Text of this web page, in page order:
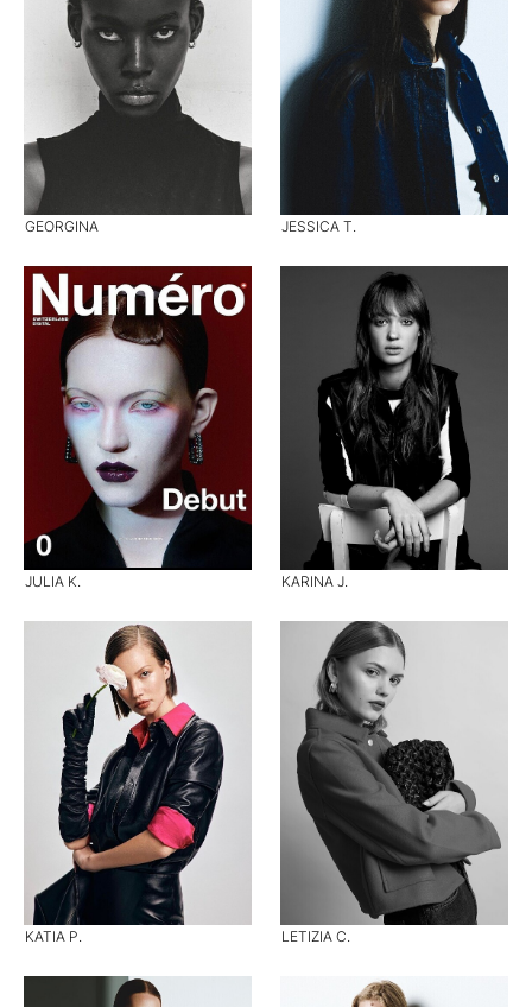
GEORGINA JESSICA T.
JULIA K. KARINA J.
KATIA P. LETIZIA C.